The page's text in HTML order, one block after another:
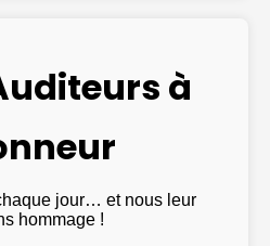
à
jour… et nous leur
hommage !